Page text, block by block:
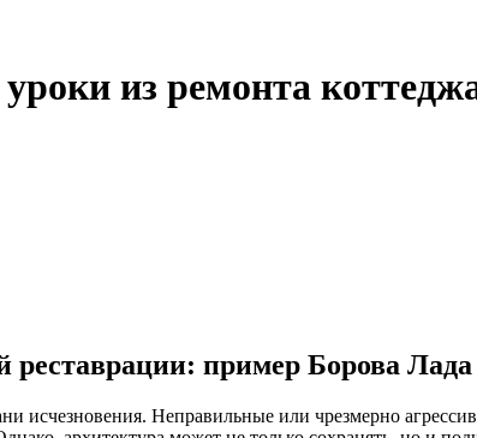
из ремонта
реставрации: пример Борова Лада
исчезновения. Неправильные или чрезмерно